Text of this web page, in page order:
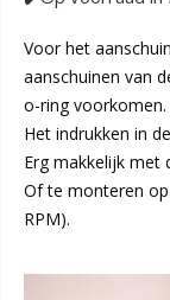
Voor het
aanschuinen van
o-ring voorkomen.
Het indrukken in
Erg makkelijk met
Of te monteren
RPM).